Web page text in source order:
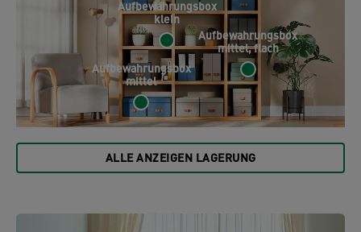
Aufbewahrungsbox
klein
Aufbewahrungsbox
mittel, flach
Aufbewahrungsbox
mittel
ALLE ANZEIGEN LAGERUNG